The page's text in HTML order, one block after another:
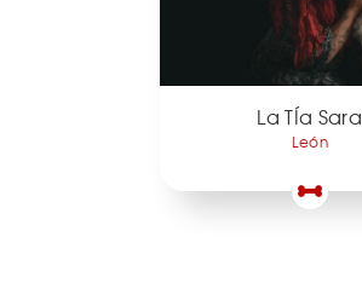
La TÍa Sara
León